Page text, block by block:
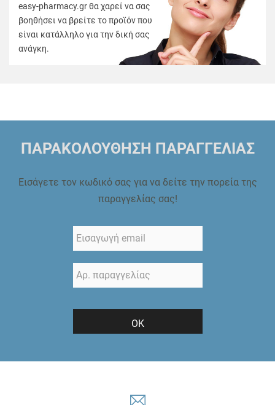
easy-pharmacy.gr θα χαρεί να σας
βοηθήσει να βρείτε το προϊόν που
είναι κατάλληλο για την δική σας
ανάγκη.
ΠΑΡΑΚΟΛΟΥΘΗΣΗ ΠΑΡΑΓΓΕΛΙΑΣ
Εισάγετε τον κωδικό σας για να δείτε την πορεία της
παραγγελίας σας!
ΟΚ